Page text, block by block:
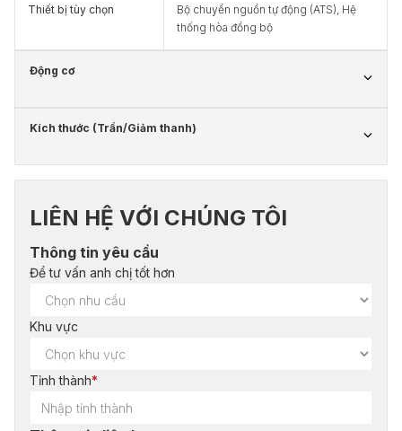
Thiết bị tùy chọn
Bộ chuyển nguồn tự động (ATS), Hệ
thống hòa đồng bộ
Động cơ
Kích thước (Trần/Giảm thanh)
LIÊN HỆ VỚI CHÚNG TÔI
Thông tin yêu cầu
Để tư vấn anh chị tốt hơn
Khu vực
Tỉnh thành*